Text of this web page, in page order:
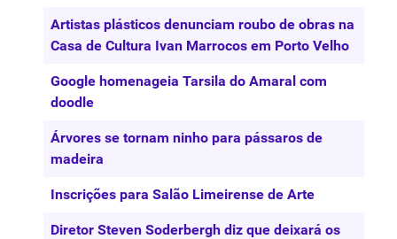
Artistas plásticos denunciam roubo de obras na
Casa de Cultura Ivan Marrocos em Porto Velho
Google homenageia Tarsila do Amaral com
doodle
Árvores se tornam ninho para pássaros de
madeira
Inscrições para Salão Limeirense de Arte
Diretor Steven Soderbergh diz que deixará os